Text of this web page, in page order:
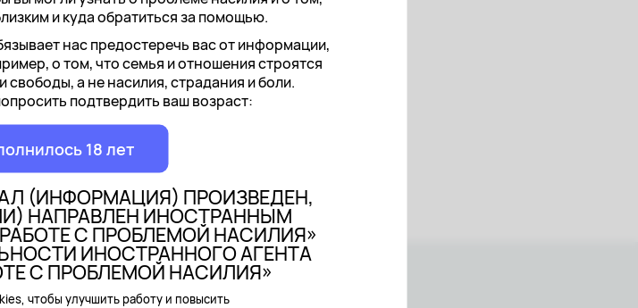
и куда обратиться за помощью.
нас предостеречь вас от информации,
о том, что семья и отношения строятся
а не насилия, страдания и боли.
подтвердить ваш возраст:
18 лет
(ИНФОРМАЦИЯ) ПРОИЗВЕДЕН,
НАПРАВЛЕН ИНОСТРАННЫМ
С ПРОБЛЕМОЙ НАСИЛИЯ»
ИНОСТРАННОГО АГЕНТА
С ПРОБЛЕМОЙ НАСИЛИЯ»
чтобы улучшить работу и повысить